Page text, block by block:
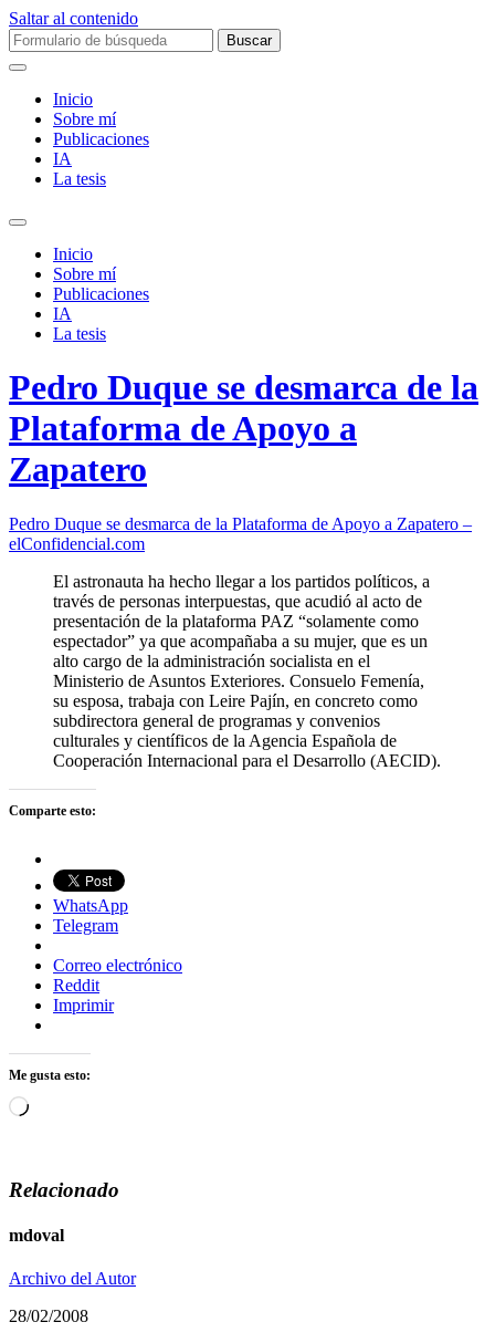
Saltar al contenido
Buscar:
Inicio
Sobre mí­
Publicaciones
IA
La tesis
Alternar
campo
búsqueda
Inicio
Sobre mí­
Publicaciones
IA
La tesis
Pedro Duque se desmarca de la
Plataforma de Apoyo a
Zapatero
Pedro Duque se desmarca de la Plataforma de Apoyo a Zapatero –
elConfidencial.com
El astronauta ha hecho llegar a los partidos políticos, a
través de personas interpuestas, que acudió al acto de
presentación de la plataforma PAZ “solamente como
espectador” ya que acompañaba a su mujer, que es un
alto cargo de la administración socialista en el
Ministerio de Asuntos Exteriores. Consuelo Femenía,
su esposa, trabaja con Leire Pajín, en concreto como
subdirectora general de programas y convenios
culturales y científicos de la Agencia Española de
Cooperación Internacional para el Desarrollo (AECID).
Comparte esto:
WhatsApp
Telegram
Correo electrónico
Reddit
Imprimir
Me gusta esto:
Cargando...
Relacionado
mdoval
Archivo del Autor
28/02/2008